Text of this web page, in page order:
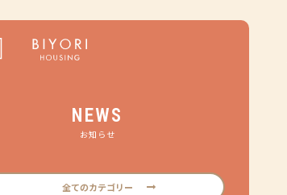
NEWS
お知らせ
全てのカテゴリー